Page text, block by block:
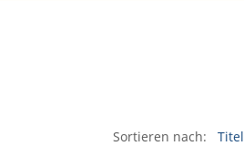
Sortieren nach: Titel